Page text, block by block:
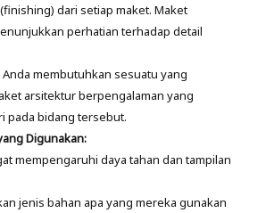
dari setiap maket. Maket
perhatian terhadap detail
Anda membutuhkan sesuatu yang
arsitektur berpengalaman yang
pada bidang tersebut.
Digunakan:
mempengaruhi daya tahan dan tampilan
jenis bahan apa yang mereka gunakan